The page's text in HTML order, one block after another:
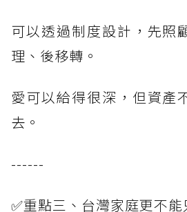
可以透過制度設計，先照
理、後移轉。
愛可以給得很深，但資產
去。
------
✅重點三、台灣家庭更不